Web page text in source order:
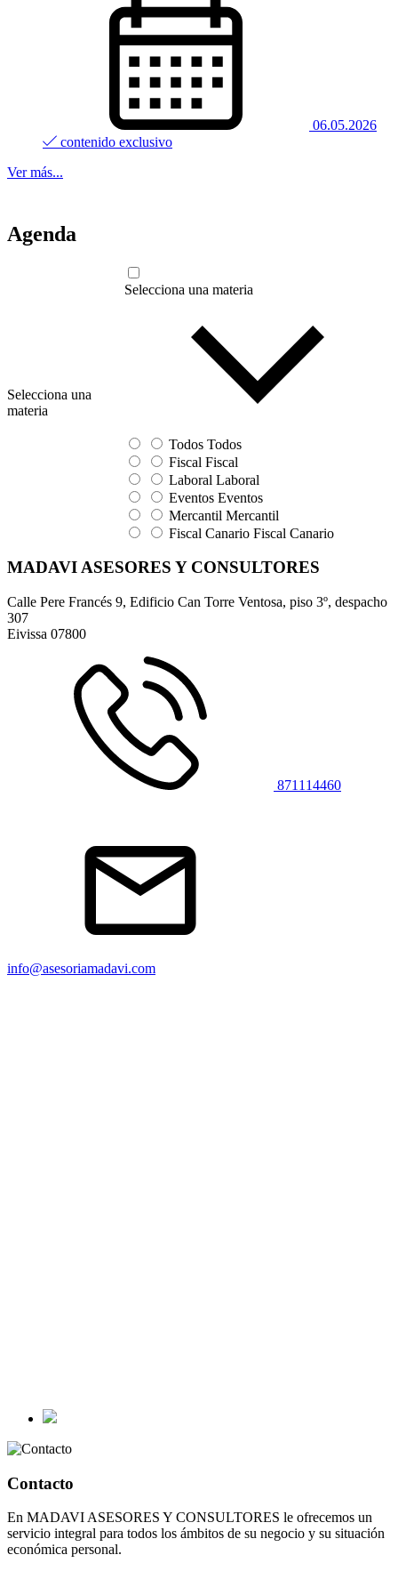
06.05.2026
contenido exclusivo
Ver más...
Agenda
Selecciona una
materia
Selecciona una materia
Todos Todos
Fiscal Fiscal
Laboral Laboral
Eventos Eventos
Mercantil Mercantil
Fiscal Canario Fiscal Canario
MADAVI ASESORES Y CONSULTORES
Calle Pere Francés 9, Edificio Can Torre Ventosa, piso 3º, despacho
307
Eivissa 07800
871114460
info@asesoriamadavi.com
Contacto
En MADAVI ASESORES Y CONSULTORES le ofrecemos un
servicio integral para todos los ámbitos de su negocio y su situación
económica personal.